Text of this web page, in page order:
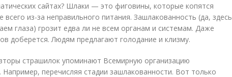
сайтах? Шлаки — это фиговины, которые копятся
всего из-за неправильного питания. Зашлакованность (да, здесь
глаза) грозит едва ли не всем органам и системам. Даже
доберется. Людям предлагают голодание и клизму.
страшилок упоминают Всемирную организацию
Например, перечисляя стадии зашлакованности. Вот только